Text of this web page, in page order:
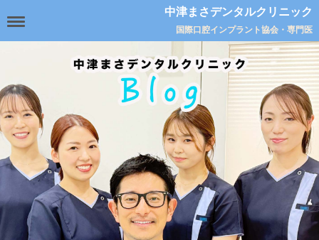
中津まさデンタルクリニック
国際口腔インプラント協会・専門医